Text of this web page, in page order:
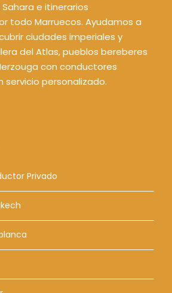
e itinerarios
todo Marruecos. Ayudamos a
ciudades imperiales y
del Atlas, pueblos bereberes
con conductores
servicio personalizado.
Privado